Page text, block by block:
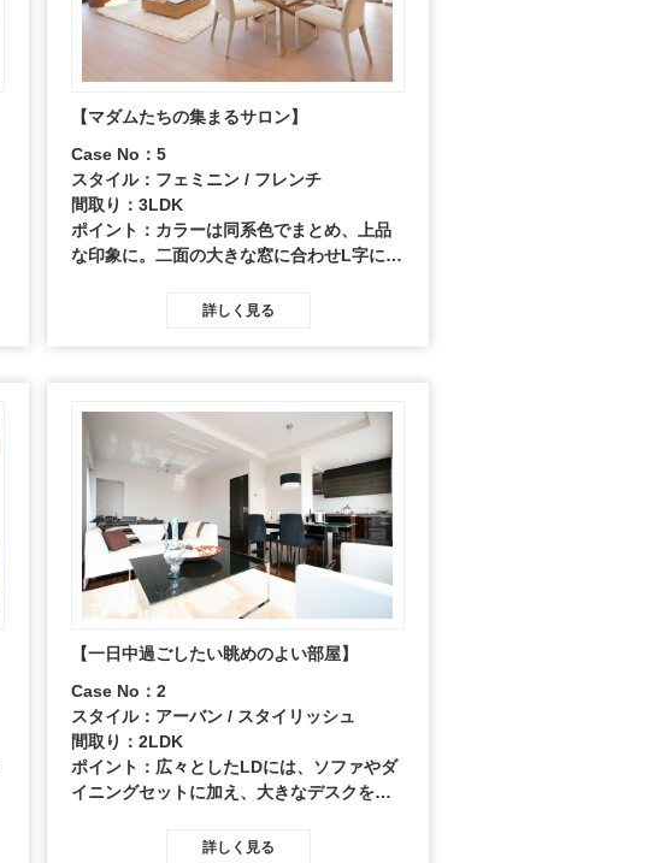
【マダムたちの集まるサロン】
Case No：5
スタイル：フェミニン / フレンチ
間取り：3LDK
ポイント：カラーは同系色でまとめ、上品
な印象に。二面の大きな窓に合わせL字に配
のクッションで華やかさを演出。ダイニン
詳しく見る
【一日中過ごしたい眺めのよい部屋】
Case No：2
スタイル：アーバン / スタイリッシュ
間取り：2LDK
ポイント：広々としたLDには、ソファやダ
イニングセットに加え、大きなデスクを配
タワーマンションの大きな窓からの眺め
詳しく見る